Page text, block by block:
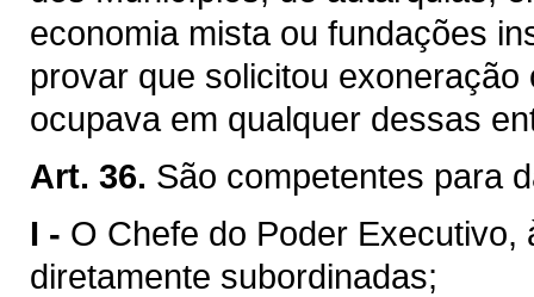
economia mista ou fundações
provar que solicitou
ocupava em qualquer dessas
Art. 36. São competentes para
I - O Chefe do Poder
diretamente subordinadas;